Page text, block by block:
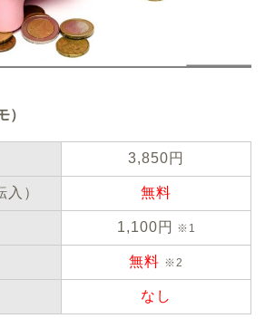
）
3,850円
） 無料
1,100円 ※1
無料 ※2
なし